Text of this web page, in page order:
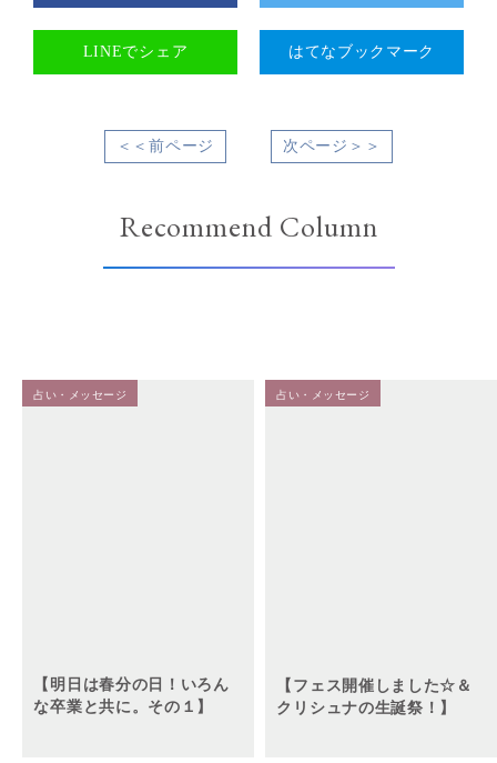
LINEでシェア はてなブックマーク
＜＜前ページ 次ページ＞＞
Recommend Column
占い・メッセージ
【明日は春分の日！いろん
な卒業と共に。その１】
占い・メッセージ
【フェス開催しました☆＆
クリシュナの生誕祭！】